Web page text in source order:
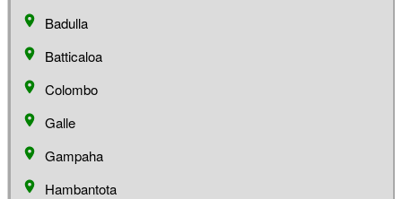
Badulla
Batticaloa
Colombo
Galle
Gampaha
Hambantota